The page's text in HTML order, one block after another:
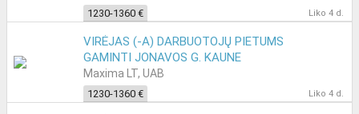
1230-1360 € Liko 4 d.
VIRĖJAS (-A) DARBUOTOJŲ PIETUMS
GAMINTI JONAVOS G. KAUNE
Maxima LT, UAB
1230-1360 € Liko 4 d.